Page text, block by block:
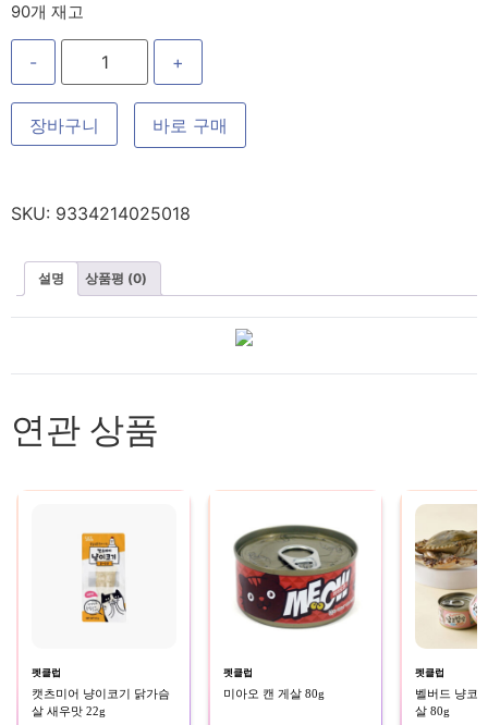
90개 재고
- +
장바구니 바로 구매
SKU: 9334214025018
설명 상품평 (0)
연관 상품
펫클럽
캣츠미어 냥이코기 닭가슴
살 새우맛 22g
펫클럽
미아오 캔 게살 80g
펫클럽
벨버드 냥코
살 80g